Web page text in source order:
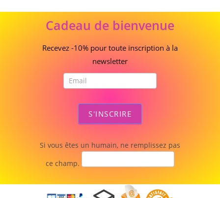
deCadeau de bienvenue
Recevez -10% pour toute inscription à la
newsletter
S'INSCRIRE
Si vous êtes un humain, ne remplissez pas
ce champ.